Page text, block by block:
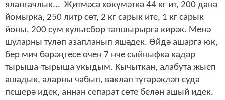
ялангачлык... Җитмәсә хөкүмәткә 44 кг ит, 200 данә
йомырка, 250 литр сөт, 2 кг сарык ите, 1 кг сарык
йоны, 200 сум культсбор тапшырырга кирәк. Менә
шуларны түләп азапланып яшәдек. Өйдә ашарга юк,
бер мич бәрәңгесе өчен 7 нче сыйныфка кадәр
тырыша-тырыша укыдым. Кычыткан, алабута жыеп
ашадык, аларны чабып, ваклап түгәрәкләп суда
пешерә идек, аннан сепарат сөте белән ашый идек.